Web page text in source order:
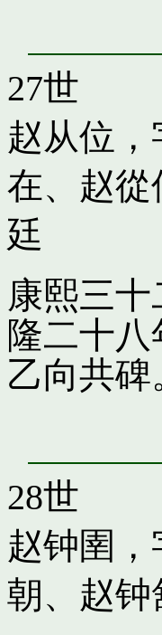
27世
赵从位，
在、 赵從
廷
康熙三
隆二十
乙向共碑
28世
赵钟圉，
朝 、 赵钟